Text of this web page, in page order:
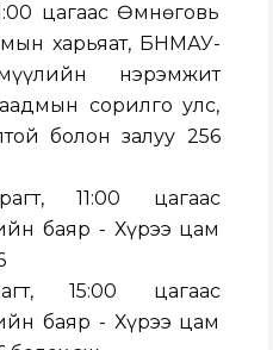
цагаас Өмнөговь
харьяат, БНМАУ-
нэрэмжит
сорилго улс,
болон залуу 256
11:00 цагаас
баяр - Хүрээ цам
15:00 цагаас
баяр - Хүрээ цам